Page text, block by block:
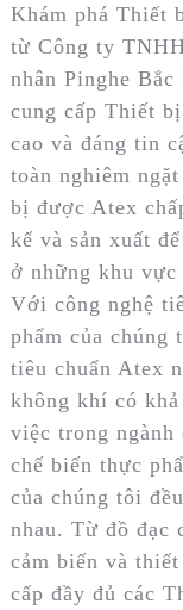
Khám phá Thiết
từ Công ty
nhân Pinghe
cung cấp Thiết
cao và đáng tin
toàn nghiêm
bị được Atex
kế và sản xuất
ở những khu vực
Với công nghệ
phẩm của chúng
tiêu chuẩn Atex
không khí có
việc trong ngành
chế biến thực
của chúng tôi
nhau. Từ đồ đạc
cảm biến và
cấp đầy đủ các